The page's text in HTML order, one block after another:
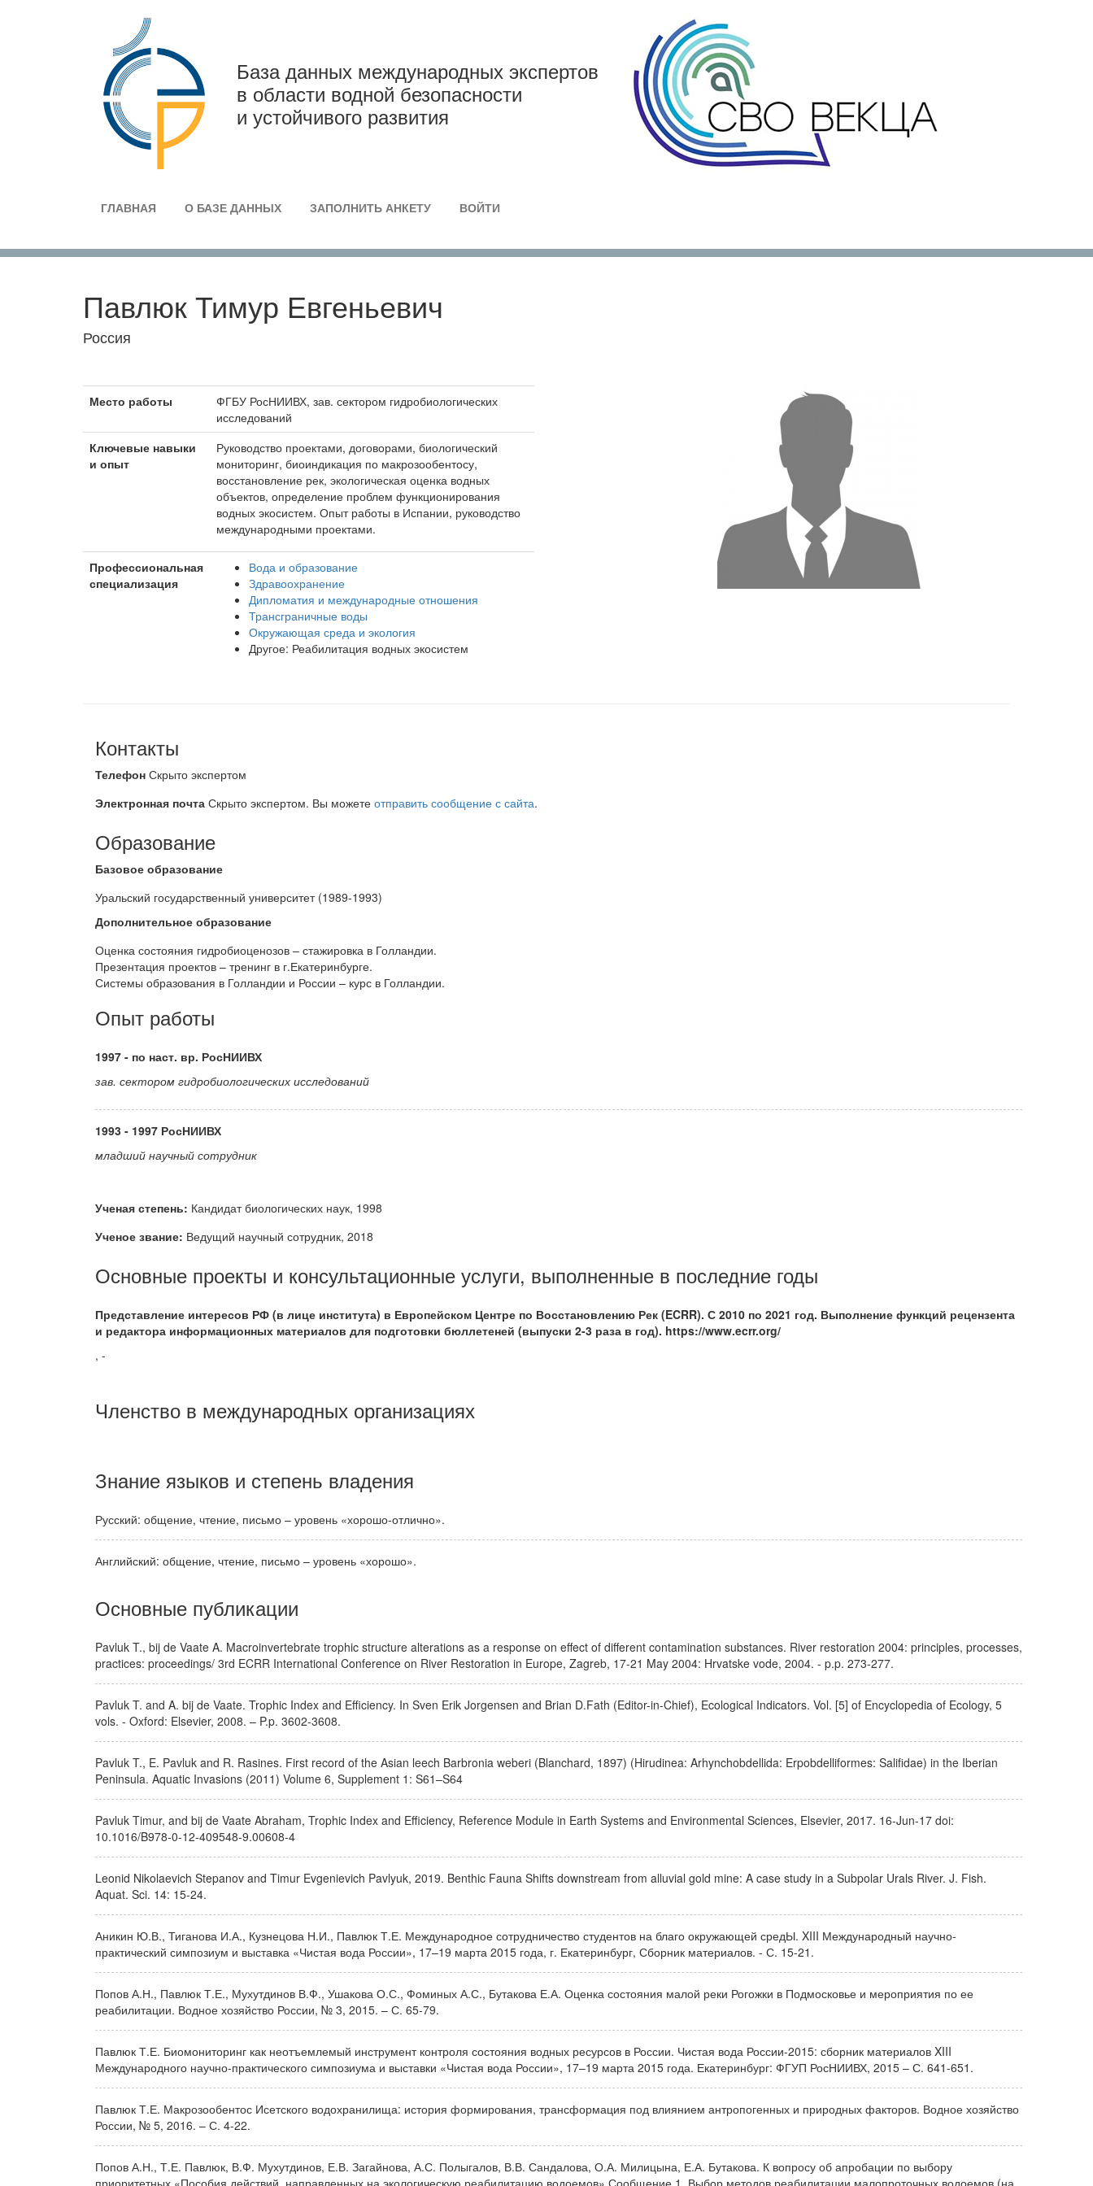
База данных международных экспертов
в области водной безопасности
и устойчивого развития
ГЛАВНАЯ О БАЗЕ ДАННЫХ ЗАПОЛНИТЬ АНКЕТУ ВОЙТИ
Павлюк Тимур Евгеньевич
Россия
Место работы
ФГБУ РосНИИВХ, зав. сектором гидробиологических
исследований
Ключевые навыки
и опыт
Руководство проектами, договорами, биологический
мониторинг, биоиндикация по макрозообентосу,
восстановление рек, экологическая оценка водных
объектов, определение проблем функционирования
водных экосистем. Опыт работы в Испании, руководство
международными проектами.
Профессиональная
специализация
Вода и образование
Здравоохранение
Дипломатия и международные отношения
Трансграничные воды
Окружающая среда и экология
Другое: Реабилитация водных экосистем
Контакты
Телефон Скрыто экспертом
Электронная почта Скрыто экспертом. Вы можете отправить сообщение с сайта.
Образование
Базовое образование
Уральский государственный университет (1989-1993)
Дополнительное образование
Оценка состояния гидробиоценозов – стажировка в Голландии.
Презентация проектов – тренинг в г.Екатеринбурге.
Системы образования в Голландии и России – курс в Голландии.
Опыт работы
1997 - по наст. вр. РосНИИВХ
зав. сектором гидробиологических исследований
1993 - 1997 РосНИИВХ
младший научный сотрудник
Ученая степень: Кандидат биологических наук, 1998
Ученое звание: Ведущий научный сотрудник, 2018
Основные проекты и консультационные услуги, выполненные в последние годы
Представление интересов РФ (в лице института) в Европейском Центре по Восстановлению Рек (ECRR). С 2010 по 2021 год. Выполнение функций рецензента
и редактора информационных материалов для подготовки бюллетеней (выпуски 2-3 раза в год). https://www.ecrr.org/
, -
Членство в международных организациях
Знание языков и степень владения
Русский: общение, чтение, письмо – уровень «хорошо-отлично».
Английский: общение, чтение, письмо – уровень «хорошо».
Основные публикации
Pavluk T., bij de Vaate A. Macroinvertebrate trophic structure alterations as a response on effect of different contamination substances. River restoration 2004: principles, processes,
practices: proceedings/ 3rd ECRR International Conference on River Restoration in Europe, Zagreb, 17-21 May 2004: Hrvatske vode, 2004. - p.p. 273-277.
Pavluk T. and A. bij de Vaate. Trophic Index and Efficiency. In Sven Erik Jorgensen and Brian D.Fath (Editor-in-Chief), Ecological Indicators. Vol. [5] of Encyclopedia of Ecology, 5
vols. - Oxford: Elsevier, 2008. – P.p. 3602-3608.
Pavluk T., E. Pavluk and R. Rasines. First record of the Asian leech Barbronia weberi (Blanchard, 1897) (Hirudinea: Arhynchobdellida: Erpobdelliformes: Salifidae) in the Iberian
Peninsula. Aquatic Invasions (2011) Volume 6, Supplement 1: S61–S64
Pavluk Timur, and bij de Vaate Abraham, Trophic Index and Efficiency, Reference Module in Earth Systems and Environmental Sciences, Elsevier, 2017. 16-Jun-17 doi:
10.1016/B978-0-12-409548-9.00608-4
Leonid Nikolaevich Stepanov and Timur Evgenievich Pavlyuk, 2019. Benthic Fauna Shifts downstream from alluvial gold mine: A case study in a Subpolar Urals River. J. Fish.
Aquat. Sci. 14: 15-24.
Аникин Ю.В., Тиганова И.А., Кузнецова Н.И., Павлюк Т.Е. Международное сотрудничество студентов на благо окружающей средЫ. XIII Международный научно-
практический симпозиум и выставка «Чистая вода России», 17–19 марта 2015 года, г. Екатеринбург, Сборник материалов. - С. 15-21.
Попов А.Н., Павлюк Т.Е., Мухутдинов В.Ф., Ушакова О.С., Фоминых А.С., Бутакова Е.А. Оценка состояния малой реки Рогожки в Подмосковье и мероприятия по ее
реабилитации. Водное хозяйство России, № 3, 2015. – С. 65-79.
Павлюк Т.Е. Биомониторинг как неотъемлемый инструмент контроля состояния водных ресурсов в России. Чистая вода России-2015: сборник материалов XIII
Международного научно-практического симпозиума и выставки «Чистая вода России», 17–19 марта 2015 года. Екатеринбург: ФГУП РосНИИВХ, 2015 – С. 641-651.
Павлюк Т.Е. Макрозообентос Исетского водохранилища: история формирования, трансформация под влиянием антропогенных и природных факторов. Водное хозяйство
России, № 5, 2016. – С. 4-22.
Попов А.Н., Т.Е. Павлюк, В.Ф. Мухутдинов, Е.В. Загайнова, А.С. Полыгалов, В.В. Сандалова, О.А. Милицына, Е.А. Бутакова. К вопросу об апробации по выбору
приоритетных «Пособия действий, направленных на экологическую реабилитацию водоемов» Сообщение 1. Выбор методов реабилитации малопроточных водоемов (на